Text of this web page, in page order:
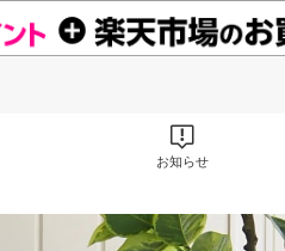
お知らせ